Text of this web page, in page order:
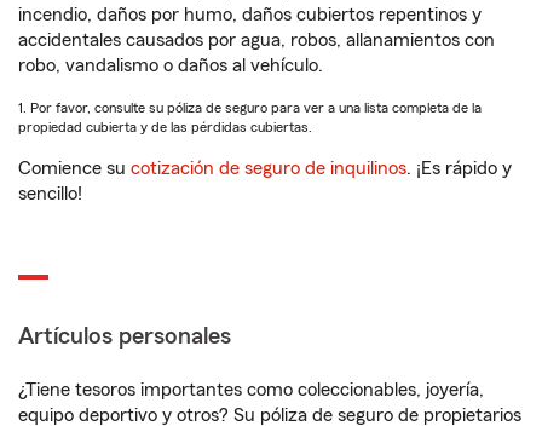
incendio, daños por humo, daños cubiertos repentinos y
accidentales causados por agua, robos, allanamientos con
robo, vandalismo o daños al vehículo.
1. Por favor, consulte su póliza de seguro para ver a una lista completa de la
propiedad cubierta y de las pérdidas cubiertas.
Comience su cotización de seguro de inquilinos. ¡Es rápido y
sencillo!
Artículos personales
¿Tiene tesoros importantes como coleccionables, joyería,
equipo deportivo y otros? Su póliza de seguro de propietarios